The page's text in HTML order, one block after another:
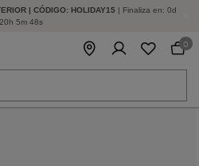
| CÓDIGO: HOLIDAY15 | Finaliza en: 0d
20h 5m 48s
| SEGUNDAS REBAJAS
0